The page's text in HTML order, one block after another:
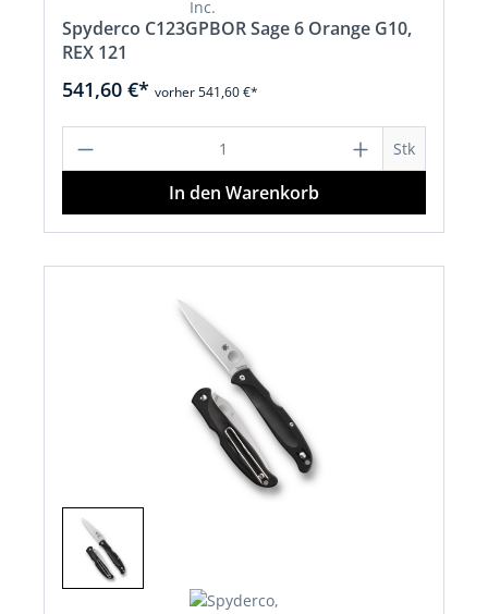
Spyderco C123GPBOR Sage 6 Orange G10,
REX 121
541,60 €* vorher 541,60 €*
Produkt Anzahl: Gib den Stk
In den Warenkorb